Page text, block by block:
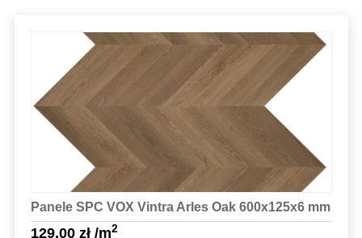
Panele SPC VOX Vintra Arles Oak 600x125x6 mm
129.00 zł/m2